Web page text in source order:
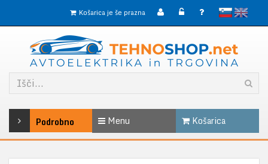
slovenskoEnglish
Košarica je še prazna
Podrobno Menu Košarica